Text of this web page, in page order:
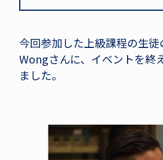
今回参加した上級課程の生
Wongさんに、イベントを終
ました。